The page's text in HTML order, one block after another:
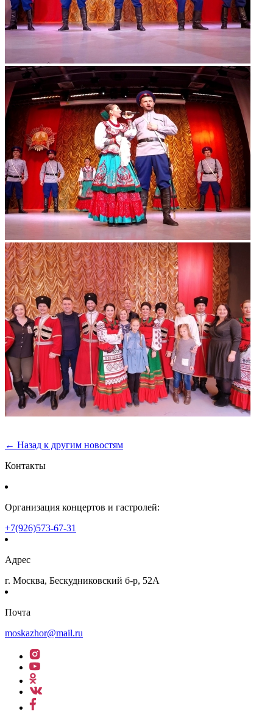
← Назад к другим новостям
Контакты
Организация концертов и гастролей:
+7(926)573-67-31
Адрес
г. Москва, Бескудниковский б-р, 52А
Почта
moskazhor@mail.ru